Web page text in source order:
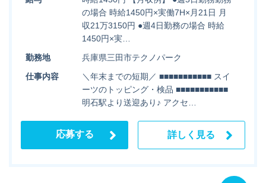
の場合 時給1450円×実働7H×月21日 月
収21万3150円 ●週4日勤務の場合 時給
1450円×実…
勤務地
兵庫県三田市テクノパーク
仕事内容
＼年末までの短期／ ■■■■■■■■■■■ スイ
ーツのトッピング・検品 ■■■■■■■■■■■
明石駅より送迎あり♪ アクセ…
応募する 詳しく見る